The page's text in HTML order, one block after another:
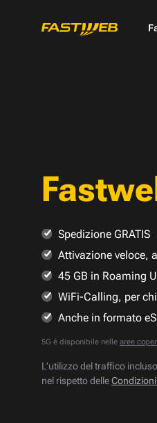
Spedizione GRATIS
Attivazione veloce,
45 GB in Roaming
WiFi-Calling, per
Anche in formato
5G è disponibile nelle aree
L’utilizzo del traffico
nel rispetto delleCondizioni